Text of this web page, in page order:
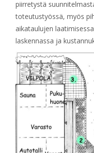
piirretystä
toteutustyössä, myös
aikataulujen
laskennassa ja